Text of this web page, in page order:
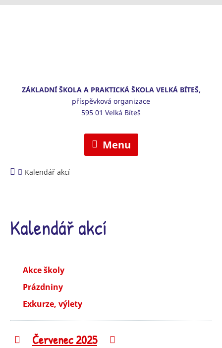
ZÁKLADNÍ ŠKOLA A PRAKTICKÁ ŠKOLA VELKÁ BÍTEŠ,
příspěvková organizace
595 01 Velká Bíteš
Menu
Kalendář akcí
Kalendář akcí
Akce školy
Prázdniny
Exkurze, výlety
Předchozí
Červenec 2025